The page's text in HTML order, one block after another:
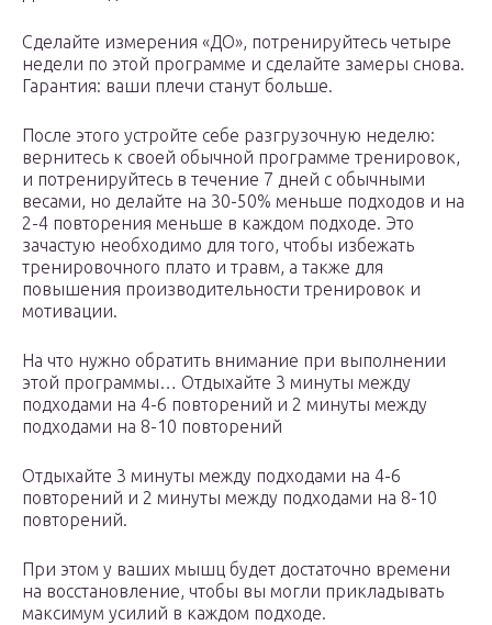
Сделайте измерения «ДО», потренируйтесь четыре
недели по этой программе и сделайте замеры снова.
Гарантия: ваши плечи станут больше.
После этого устройте себе разгрузочную неделю:
вернитесь к своей обычной программе тренировок,
и потренируйтесь в течение 7 дней с обычными
весами, но делайте на 30-50% меньше подходов и на
2-4 повторения меньше в каждом подходе. Это
зачастую необходимо для того, чтобы избежать
тренировочного плато и травм, а также для
повышения производительности тренировок и
мотивации.
На что нужно обратить внимание при выполнении
этой программы… Отдыхайте 3 минуты между
подходами на 4-6 повторений и 2 минуты между
подходами на 8-10 повторений
Отдыхайте 3 минуты между подходами на 4-6
повторений и 2 минуты между подходами на 8-10
повторений.
При этом у ваших мышц будет достаточно времени
на восстановление, чтобы вы могли прикладывать
максимум усилий в каждом подходе.